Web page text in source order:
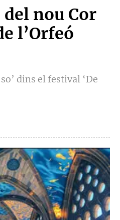
nou Cor
l’Orfeó
dins el festival ‘De